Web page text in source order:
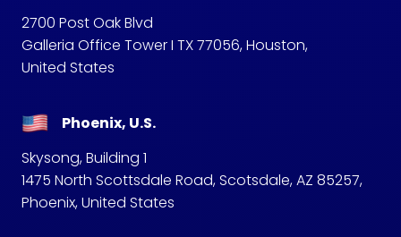
2700 Post Oak Blvd
Galleria Office Tower I TX 77056, Houston,
United States
Phoenix, U.S.
Skysong, Building 1
1475 North Scottsdale Road, Scotsdale, AZ 85257,
Phoenix, United States